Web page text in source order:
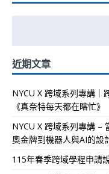
近期文章
NYCU X 跨域系列專講
《真奈特每天都在瞎忙》
NYCU X 跨域系列專講 –
奧金牌到機器人與AI的設
115年春季跨域學程申請